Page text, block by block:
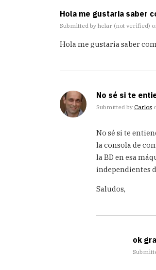
Hola me gustaria saber
Submitted by helar (not verified)
Hola me gustaria saber
No sé si te
Submitted by Carlos
reply
to
Hola
gustaria
como
No sé si te
la consola de
la BD en esa
independientes
Saludos,
ok